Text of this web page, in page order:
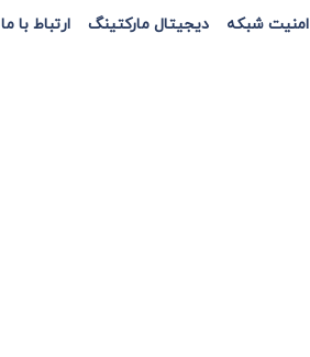
امنیت شبکه دیجیتال مارکتینگ
ارتباط با ما